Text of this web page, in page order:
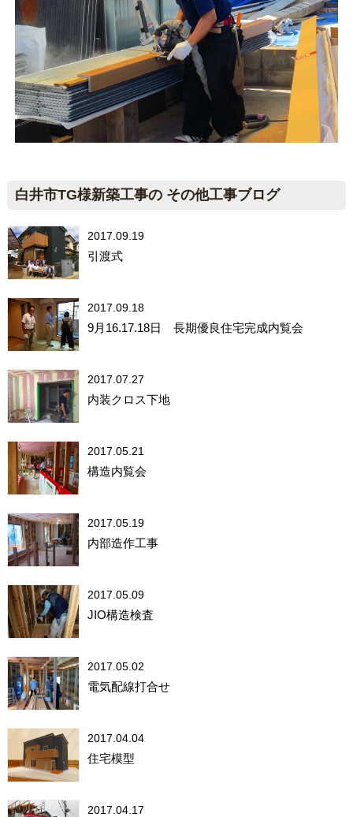
白井市TG様新築工事の その他工事ブログ
2017.09.19
引渡式
2017.09.18
9月16.17.18日 長期優良住宅完成内覧会
2017.07.27
内装クロス下地
2017.05.21
構造内覧会
2017.05.19
内部造作工事
2017.05.09
JIO構造検査
2017.05.02
電気配線打合せ
2017.04.04
住宅模型
2017.04.17